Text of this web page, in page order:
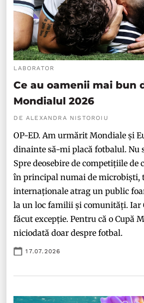
LABORATOR
Ce au oamenii mai bun
Mondialul 2026
DE ALEXANDRA NISTOROIU
OP-ED. Am urmărit Mondiale și
dinainte să-mi placă fotbalul. Nu
Spre deosebire de competițiile
în principal numai de microbiști,
internaționale atrag un public
la un loc familii și comunități. Iar
făcut excepție. Pentru că o Cupă
niciodată doar despre fotbal.
17.07.2026